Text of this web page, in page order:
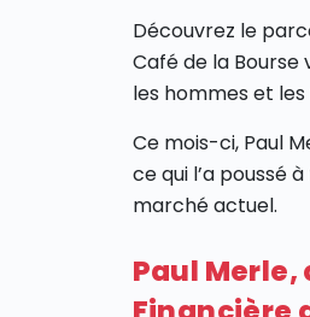
Découvrez le
Café de la
les hommes et
Ce mois-ci, Paul
ce qui l’a poussé
marché actuel.
Paul